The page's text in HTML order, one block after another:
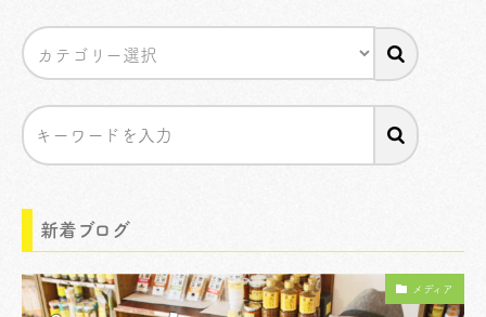
新着ブログ
メディア